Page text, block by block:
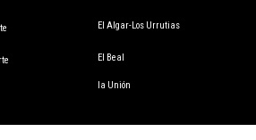
El Algar-Los Urrutias
El Beal
la Unión